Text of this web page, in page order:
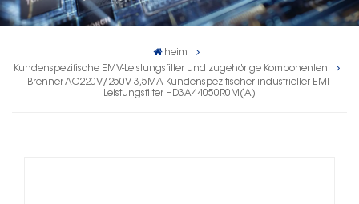
heim
Kundenspezifische EMV-Leistungsfilter und zugehörige Komponenten
Brenner AC220V/250V 3,5MA Kundenspezifischer industrieller EMI-
Leistungsfilter HD3A44050R0M(A)